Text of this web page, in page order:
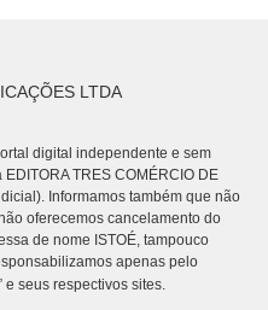
LTDA
digital independente e sem
TRES COMÉRCIO DE
Informamos também que não
oferecemos cancelamento do
de nome ISTOÉ, tampouco
apenas pelo
e seus respectivos sites.